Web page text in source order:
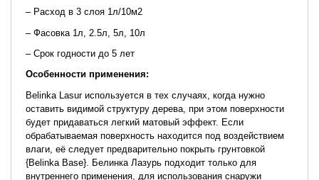
– Расход в 3 слоя 1л/10м2
– Фасовка 1л, 2.5л, 5л, 10л
– Срок годности до 5 лет
Особенности применения:
Belinka Lasur используется в тех случаях, когда нужно
оставить видимой структуру дерева, при этом поверхности
будет придаваться легкий матовый эффект. Если
обрабатываемая поверхность находится под воздействием
влаги, её следует предварительно покрыть грунтовкой
{Belinka Base}. Белинка Лазурь подходит только для
внутреннего применения, для использования снаружи